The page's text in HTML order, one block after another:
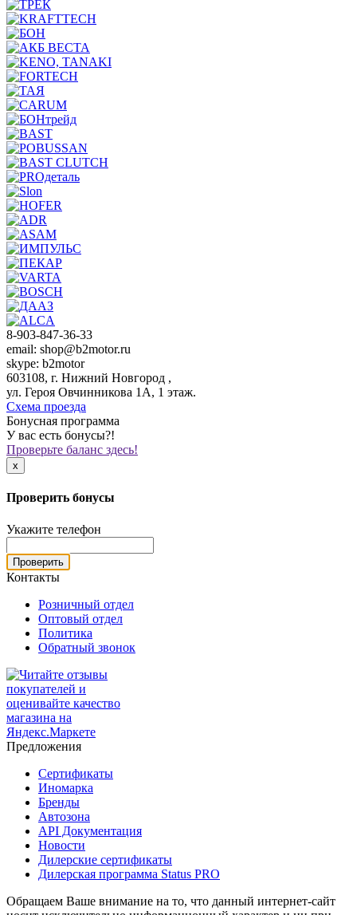
8-903-847-36-33
email: shop@b2motor.ru
skype: b2motor
603108, г. Нижний Новгород ,
ул. Героя Овчинникова 1А, 1 этаж.
Схема проезда
Бонусная программа
У вас есть бонусы?!
Проверьте баланс здесь!
x
Проверить бонусы
Укажите телефон
Проверить
Контакты
Розничный отдел
Оптовый отдел
Политика
Обратный звонок
Предложения
Сертификаты
Иномарка
Бренды
Автозона
API Документация
Новости
Дилерские сертификаты
Дилерская программа Status PRO
Обращаем Ваше внимание на то, что данный интернет-сайт